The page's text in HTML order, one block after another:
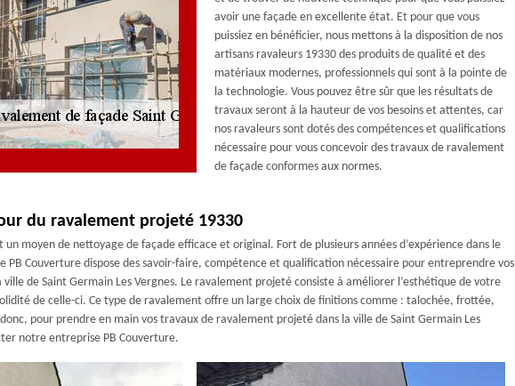
avoir une façade en excellente état. Et pour que vous
puissiez en bénéficier, nous mettons à la disposition de nos
artisans ravaleurs 19330 des produits de qualité et des
matériaux modernes, professionnels qui sont à la pointe de
la technologie. Vous pouvez être sûr que les résultats de
travaux seront à la hauteur de vos besoins et attentes, car
nos ravaleurs sont dotés des compétences et qualifications
nécessaire pour vous concevoir des travaux de ravalement
de façade conformes aux normes.
du ravalement projeté 19330
moyen de nettoyage de façade efficace et original. Fort de plusieurs années d’expérience dans le
PB Couverture dispose des savoir-faire, compétence et qualification nécessaire pour entreprendre vos
de Saint Germain Les Vergnes. Le ravalement projeté consiste à améliorer l’esthétique de votre
de celle-ci. Ce type de ravalement offre un large choix de finitions comme : talochée, frottée,
pour prendre en main vos travaux de ravalement projeté dans la ville de Saint Germain Les
notre entreprise PB Couverture.